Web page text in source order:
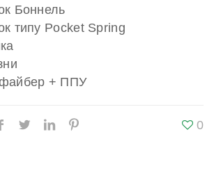
Боннель
типу Pocket Spring
+ ППУ
0